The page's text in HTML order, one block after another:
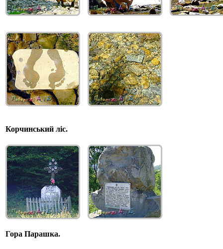
Корчинський ліс.
Гора Парашка.